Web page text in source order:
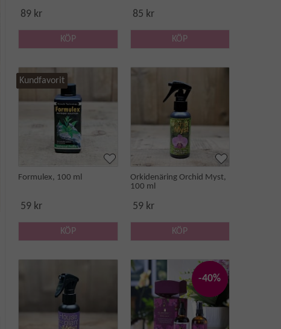
89 kr
KÖP
85 kr
KÖP
Kundfavorit
Formulex, 100 ml
59 kr
KÖP
Orkidenäring Orchid Myst,
100 ml
59 kr
KÖP
-40%